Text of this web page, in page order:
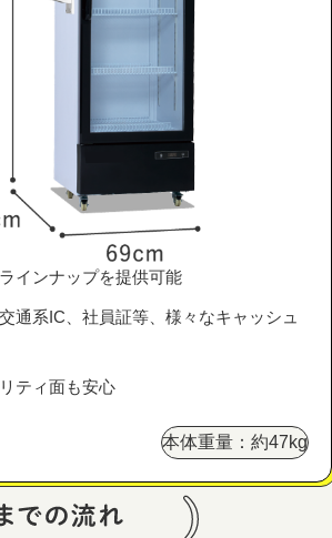
インナップを提供可能
通系IC、社員証等、 様々なキャッシュ
ティ面も安心
本体重量：約47kg